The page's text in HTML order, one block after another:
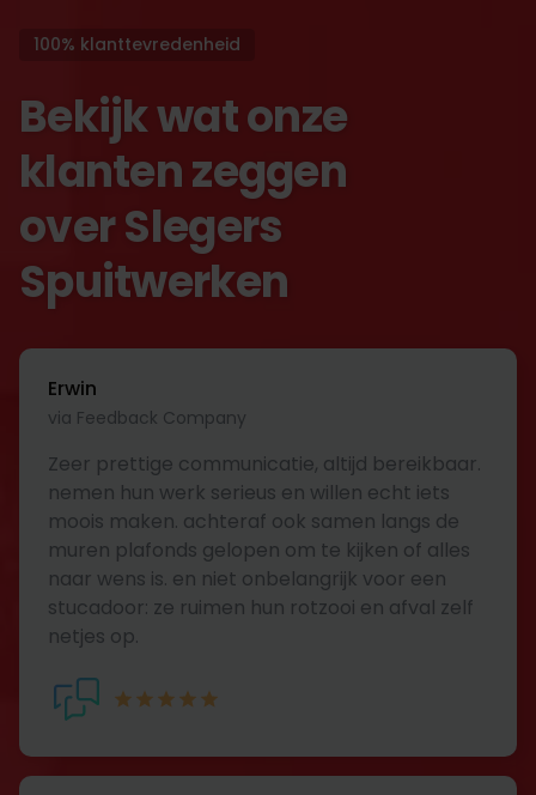
100% klanttevredenheid
Bekijk wat onze
klanten zeggen
over Slegers
Spuitwerken
Erwin
via Feedback Company
Zeer prettige communicatie, altijd bereikbaar.
nemen hun werk serieus en willen echt iets
moois maken. achteraf ook samen langs de
muren plafonds gelopen om te kijken of alles
naar wens is. en niet onbelangrijk voor een
stucadoor: ze ruimen hun rotzooi en afval zelf
netjes op.